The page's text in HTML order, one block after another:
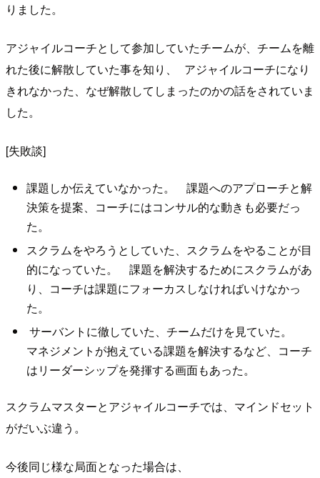
りました。
アジャイルコーチとして参加していたチームが、チームを離
れた後に解散していた事を知り、 アジャイルコーチになり
きれなかった、なぜ解散してしまったのかの話をされていま
した。
[失敗談]
課題しか伝えていなかった。 課題へのアプローチと解
決策を提案、コーチにはコンサル的な動きも必要だっ
た。
スクラムをやろうとしていた、スクラムをやることが目
的になっていた。 課題を解決するためにスクラムがあ
り、コーチは課題にフォーカスしなければいけなかっ
た。
サーバントに徹していた、チームだけを見ていた。
マネジメントが抱えている課題を解決するなど、コーチ
はリーダーシップを発揮する画面もあった。
スクラムマスターとアジャイルコーチでは、マインドセット
がだいぶ違う。
今後同じ様な局面となった場合は、